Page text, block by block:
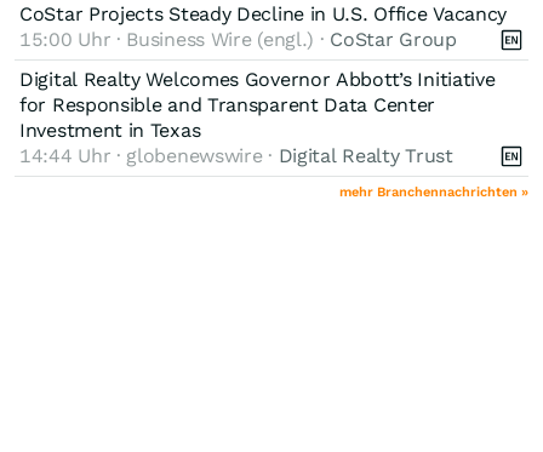
CoStar Projects Steady Decline in U.S. Office Vacancy
15:00 Uhr · Business Wire (engl.) · CoStar Group
Digital Realty Welcomes Governor Abbott’s Initiative
for Responsible and Transparent Data Center
Investment in Texas
14:44 Uhr · globenewswire · Digital Realty Trust
mehr Branchennachrichten »